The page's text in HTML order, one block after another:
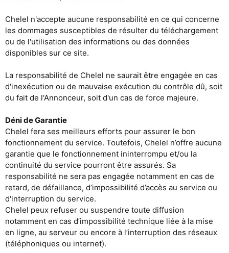
Chelel n'accepte aucune responsabilité en ce qui concerne
les dommages susceptibles de résulter du téléchargement
ou de l'utilisation des informations ou des données
disponibles sur ce site.
La responsabilité de Chelel ne saurait être engagée en cas
d'inexécution ou de mauvaise exécution du contrôle dû, soit
du fait de l'Annonceur, soit d'un cas de force majeure.
Déni de Garantie
Chelel fera ses meilleurs efforts pour assurer le bon
fonctionnement du service. Toutefois, Chelel n’offre aucune
garantie que le fonctionnement ininterrompu et/ou la
continuité du service pourront être assurés. Sa
responsabilité ne sera pas engagée notamment en cas de
retard, de défaillance, d’impossibilité d’accès au service ou
d'interruption du service.
Chelel peux refuser ou suspendre toute diffusion
notamment en cas d’impossibilité technique liée à la mise
en ligne, au serveur ou encore à l’interruption des réseaux
(téléphoniques ou internet).